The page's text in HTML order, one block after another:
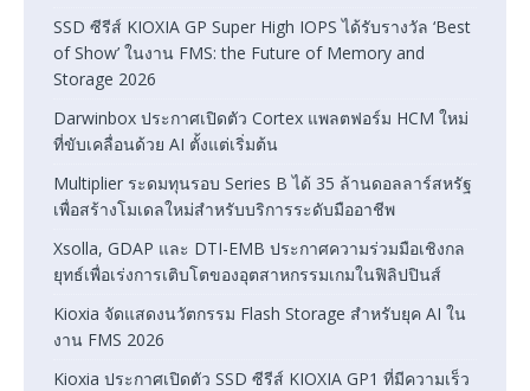
SSD ซีรีส์ KIOXIA GP Super High IOPS ได้รับรางวัล ‘Best
of Show’ ในงาน FMS: the Future of Memory and
Storage 2026
Darwinbox ประกาศเปิดตัว Cortex แพลตฟอร์ม HCM ใหม่
ที่ขับเคลื่อนด้วย AI ตั้งแต่เริ่มต้น
Multiplier ระดมทุนรอบ Series B ได้ 35 ล้านดอลลาร์สหรัฐ
เพื่อสร้างโมเดลใหม่สำหรับบริการระดับมืออาชีพ
Xsolla, GDAP และ DTI-EMB ประกาศความร่วมมือเชิงกล
ยุทธ์เพื่อเร่งการเติบโตของอุตสาหกรรมเกมในฟิลิปปินส์
Kioxia จัดแสดงนวัตกรรม Flash Storage สำหรับยุค AI ใน
งาน FMS 2026
Kioxia ประกาศเปิดตัว SSD ซีรีส์ KIOXIA GP1 ที่มีความเร็ว